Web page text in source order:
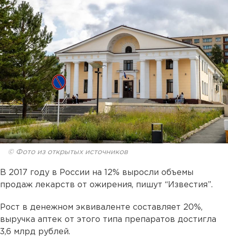
© Фото из открытых источников
В 2017 году в России на 12% выросли объемы
продаж лекарств от ожирения, пишут “Известия”.
Рост в денежном эквиваленте составляет 20%,
выручка аптек от этого типа препаратов достигла
3,6 млрд рублей.